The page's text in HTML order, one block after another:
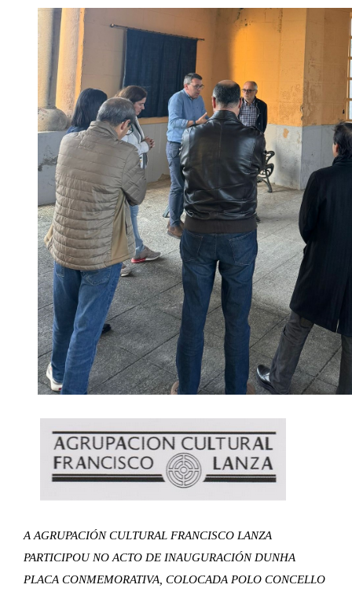
A AGRUPACIÓN CULTURAL FRANCISCO LANZA
PARTICIPOU NO ACTO DE INAUGURACIÓN DUNHA
PLACA CONMEMORATIVA, COLOCADA POLO CONCELLO